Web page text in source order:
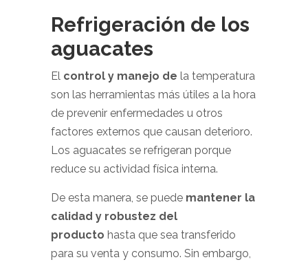
Refrigeración de los
aguacates
El control y manejo de la temperatura
son las herramientas más útiles a la hora
de prevenir enfermedades u otros
factores externos que causan deterioro.
Los aguacates se refrigeran porque
reduce su actividad física interna.
De esta manera, se puede mantener la
calidad y robustez del
producto hasta que sea transferido
para su venta y consumo. Sin embargo,